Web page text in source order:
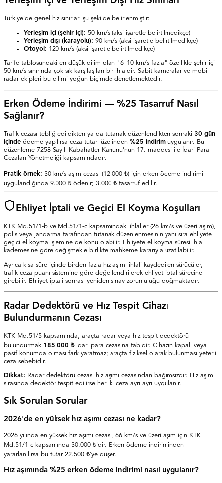
Türkiye'de genel hız sınırları şu şekilde belirlenmiştir:
Yerleşim içi (şehir içi): 50 km/s (aksi işaretle belirtilmedikçe)
Yerleşim dışı (karayolu): 90 km/s (aksi işaretle belirtilmedikçe)
Otoyol: 120 km/s (aksi işaretle belirtilmedikçe)
Tarife tablosundaki en düşük dilim olan "6–10 km/s fazla" özellikle şehir içi
50 km/s sınırında çok sık karşılaşılan bir ihlaldir. Sabit kameralar ve mobil
radar ekipleri bu dilimi yoğun biçimde denetlemektedir.
Erken Ödeme İndirimi — %25 Tasarruf Nasıl
Sağlanır?
Trafik cezası tebliğ edildikten ya da tutanak düzenlendikten sonraki 30 gün
içinde ödeme yapılırsa ceza tutarı üzerinden %25 indirim uygulanır. Bu
düzenleme 7258 Sayılı Kabahatler Kanunu'nun 17. maddesi ile İdari Para
Cezaları Yönetmeliği kapsamındadır.
Pratik örnek: 30 km/s aşım cezası (12.000 ₺) için erken ödeme indirimi
uygulandığında 9.000 ₺ ödenir; 3.000 ₺ tasarruf edilir.
Ehliyet İptali ve Geçici El Koyma Koşulları
KTK Md.51/1-b ve Md.51/1-c kapsamındaki ihlaller (26 km/s ve üzeri aşım),
polis veya jandarma tarafından tutanak düzenlenmesinin yanı sıra ehliyete
geçici el koyma işlemine de konu olabilir. Ehliyete el koyma süresi ihlal
kademesine göre değişmekle birlikte mahkeme kararıyla uzatılabilir.
Ayrıca kısa süre içinde birden fazla hız aşımı ihlali kaydedilen sürücüler,
trafik ceza puanı sistemine göre değerlendirilerek ehliyet iptal sürecine
girebilir. Ehliyet iptali sonrası yeniden sınav zorunluluğu doğmaktadır.
Radar Dedektörü ve Hız Tespit Cihazı
Bulundurmanın Cezası
KTK Md.51/5 kapsamında, araçta radar veya hız tespit dedektörü
bulundurmak 185.000 ₺idari para cezasına tabidir. Cihazın kapalı veya
pasif konumda olması fark yaratmaz; araçta fiziksel olarak bulunması yeterli
ceza sebebidir.
Dikkat: Radar dedektörü cezası hız aşımı cezasından bağımsızdır. Hız aşımı
sırasında dedektör tespit edilirse her iki ceza ayrı ayrı uygulanır.
Sık Sorulan Sorular
2026'de en yüksek hız aşımı cezası ne kadar?
2026 yılında en yüksek hız aşımı cezası, 66 km/s ve üzeri aşım için KTK
Md.51/1-c kapsamında 30.000 ₺'dir. Erken ödeme indiriminden
yararlanılırsa bu tutar 22.500 ₺'ye düşer.
Hız aşımında %25 erken ödeme indirimi nasıl uygulanır?